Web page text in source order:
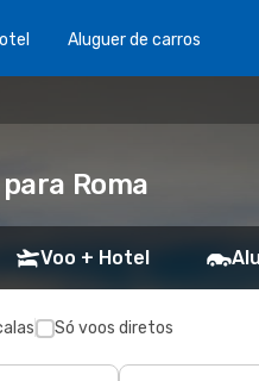
Aluguer de carros
Roma
Voo + Hotel
Só voos diretos